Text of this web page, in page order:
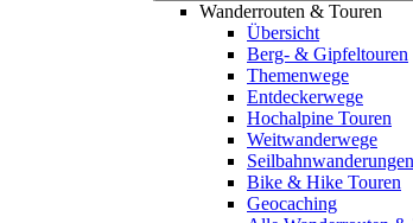
Wanderrouten & Touren
Übersicht
Berg- & Gipfeltouren
Themenwege
Entdeckerwege
Hochalpine Touren
Weitwanderwege
Seilbahnwanderungen
Bike & Hike Touren
Geocaching